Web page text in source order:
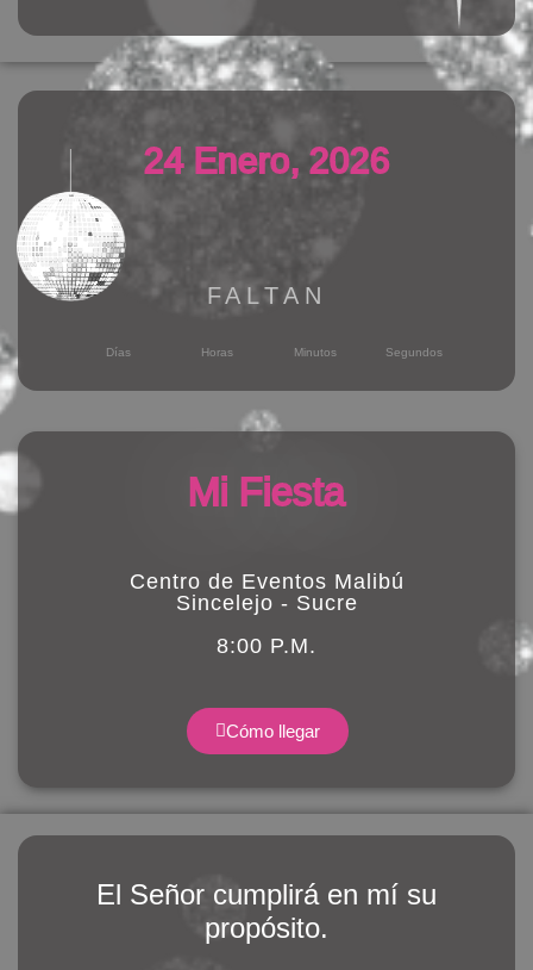
24 Enero, 2026
FALTAN
Días Horas Minutos Segundos
Mi Fiesta
Centro de Eventos Malibú
Sincelejo - Sucre
8:00 P.M.
Cómo llegar
El Señor cumplirá en mí su
propósito.